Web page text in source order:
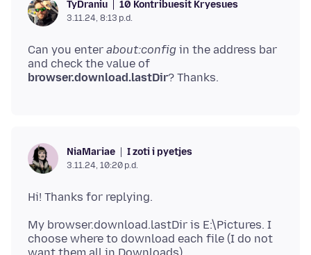
TyDraniu 10 Kontribuesit Kryesues
3.11.24, 8:13 p.d.
Can you enter about:config in the address bar
and check the value of
browser.download.lastDir
NiaMariae I zoti i pyetjes
3.11.24, 10:20 p.d.
My browser.download.lastDir is E:\Pictures. I
choose where to download each file (I do not